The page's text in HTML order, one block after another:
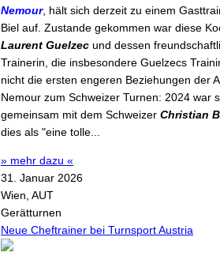
Nemour, hält sich derzeit zu einem
Biel auf. Zustande gekommen war diese
Laurent Guelzec und dessen
Trainerin, die insbesondere Guelzecs
nicht die ersten engeren Beziehungen der
Nemour zum Schweizer Turnen: 2024 war
gemeinsam mit dem Schweizer Christian
dies als "eine tolle...
» mehr dazu «
31. Januar 2026
Wien, AUT
Gerätturnen
Neue Cheftrainer bei Turnsport Austria